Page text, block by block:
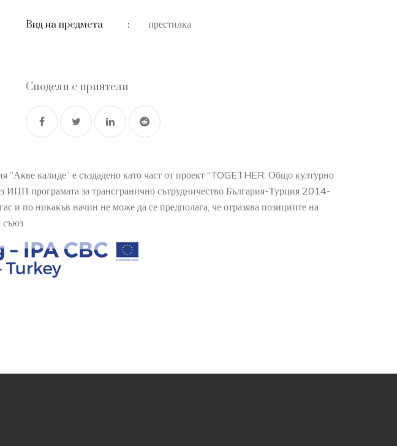
Вид на предмета : престилка
Сподели с приятели
калиде” е създадено като част от проект “TOGETHER: Общо културно
програмата за трансгранично сътрудничество България-Турция 2014-
и по никакъв начин не може да се предполага, че отразява позициите на